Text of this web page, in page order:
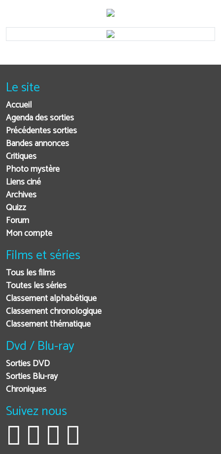
Le site
Accueil
Agenda des sorties
Précédentes sorties
Bandes annonces
Critiques
Photo mystère
Liens ciné
Archives
Quizz
Forum
Mon compte
Films et séries
Tous les films
Toutes les séries
Classement alphabétique
Classement chronologique
Classement thématique
Dvd / Blu-ray
Sorties DVD
Sorties Blu-ray
Chroniques
Suivez nous